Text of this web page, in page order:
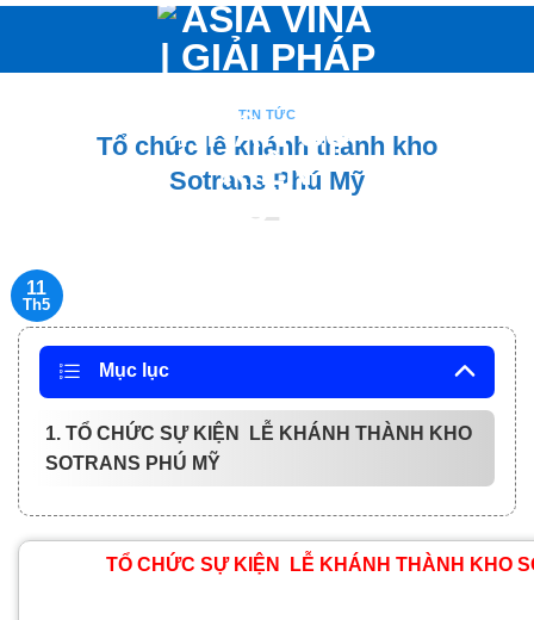
nội
TIN TỨC
Tổ chức lễ khánh thành kho
Sotrans Phú Mỹ
11
Th5
Mục lục
1. TỔ CHỨC SỰ KIỆN LỄ KHÁNH THÀNH KHO
SOTRANS PHÚ MỸ
TỔ CHỨC SỰ KIỆN LỄ KHÁNH THÀNH KHO